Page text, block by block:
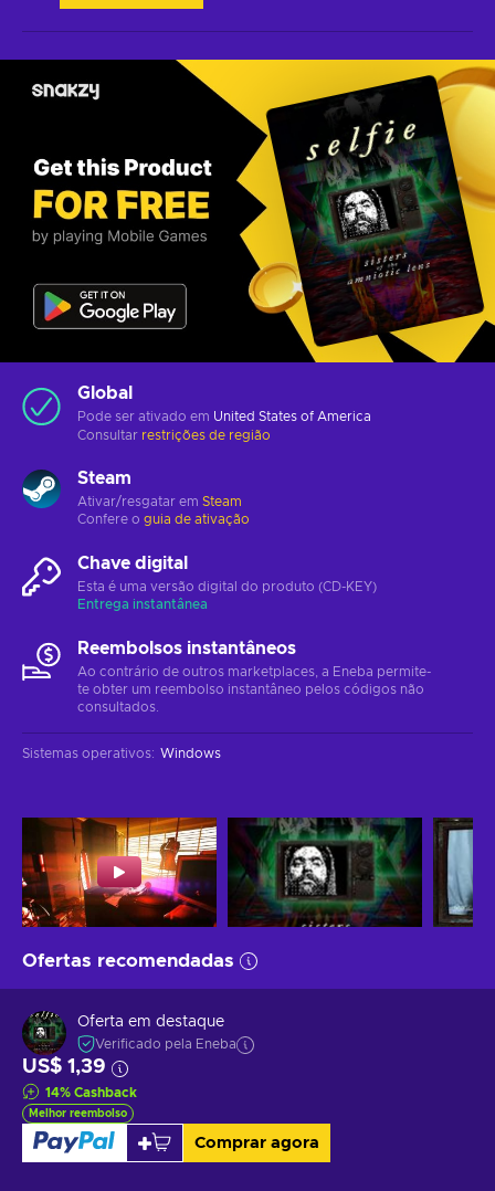
Global
Pode ser ativado em United States of America
Consultar restrições de região
Steam
Ativar/resgatar em Steam
Confere o guia de ativação
Chave digital
Esta é uma versão digital do produto (CD-KEY)
Entrega instantânea
Reembolsos instantâneos
Ao contrário de outros marketplaces, a Eneba permite-
te obter um reembolso instantâneo pelos códigos não
consultados.
Sistemas operativos: Windows
Ofertas recomendadas
Oferta em destaque
Verificado pela Eneba
US$ 1,39
14% Cashback
Melhor reembolso
Comprar agora